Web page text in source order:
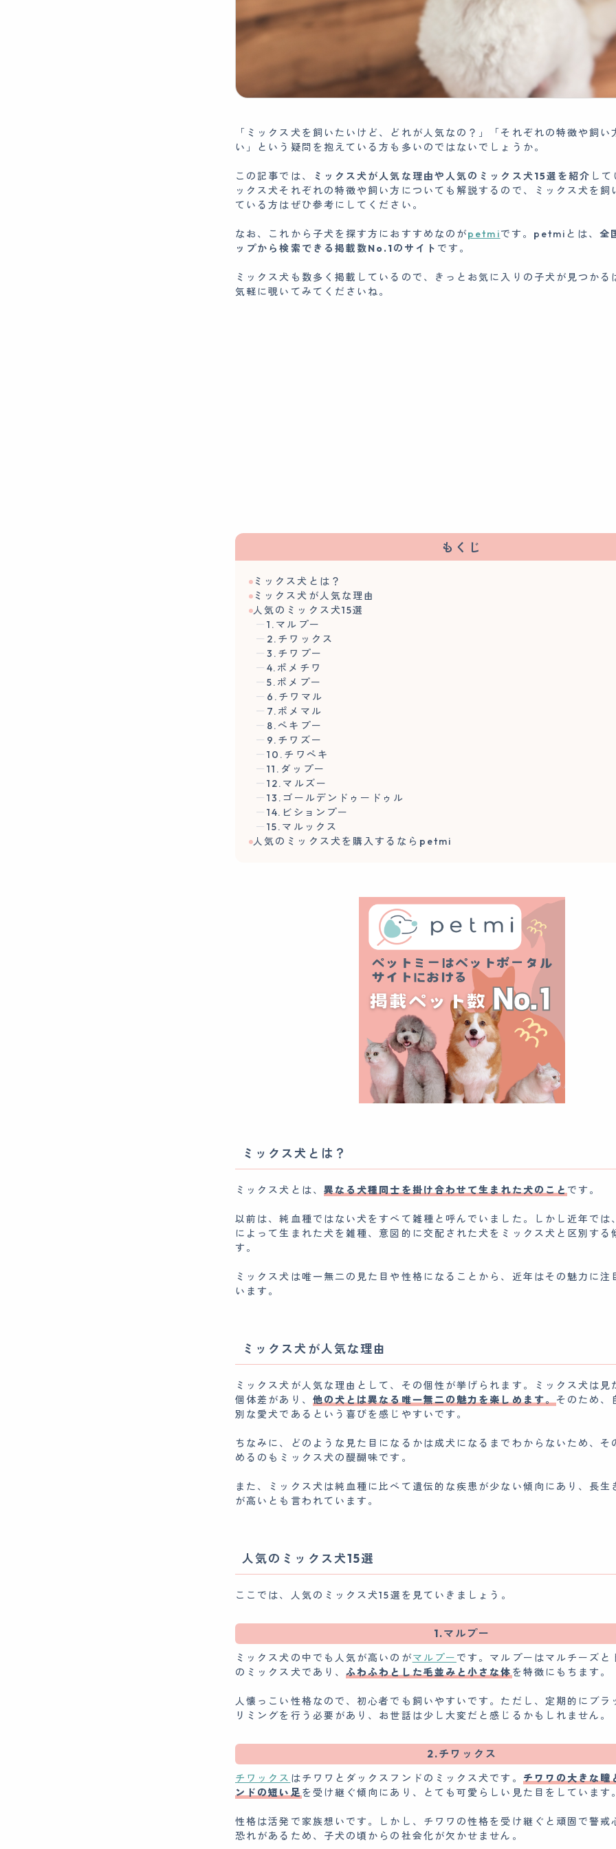
「ミックス犬を飼いたいけど、どれが人気なの？」「それぞれの特徴や飼い
い」という疑問を抱えている方も多いのではないでしょうか。
この記事では、 ミックス犬が人気な理由や人気のミックス犬15選を紹介 して
ックス犬それぞれの特徴や飼い方についても解説するので、ミックス犬を飼
ている方はぜひ参考にしてください。
なお、これから子犬を探す方におすすめなのがpetmiです。petmiとは、 全
ップから検索できる掲載数No.1のサイト です。
ミックス犬も数多く掲載しているので、きっとお気に入りの子犬が見つかる
気軽に覗いてみてくださいね。
もくじ
ミックス犬とは？
ミックス犬が人気な理由
人気のミックス犬15選
1.マルプー
2.チワックス
3.チワプー
4.ポメチワ
5.ポメプー
6.チワマル
7.ポメマル
8.ペキプー
9.チワズー
10.チワペキ
11.ダップー
12.マルズー
13.ゴールデンドゥードゥル
14.ビションプー
15.マルックス
人気のミックス犬を購入するならpetmi
ミックス犬とは？
ミックス犬とは、 異なる犬種同士を掛け合わせて生まれた犬のことです。
以前は、純血種ではない犬をすべて雑種と呼んでいました。しかし近年では
によって生まれた犬を雑種、意図的に交配された犬をミックス犬と区別する
す。
ミックス犬は唯一無二の見た目や性格になることから、近年はその魅力に注
います。
ミックス犬が人気な理由
ミックス犬が人気な理由として、その個性が挙げられます。ミックス犬は見
個体差があり、 他の犬とは異なる唯一無二の魅力を楽しめます。そのため、
別な愛犬であるという喜びを感じやすいです。
ちなみに、どのような見た目になるかは成犬になるまでわからないため、そ
めるのもミックス犬の醍醐味です。
また、ミックス犬は純血種に比べて遺伝的な疾患が少ない傾向にあり、長生
が高いとも言われています。
人気のミックス犬15選
ここでは、人気のミックス犬15選を見ていきましょう。
1.マルプー
ミックス犬の中でも人気が高いのがマルプー です。マルプーはマルチーズと
のミックス犬であり、 ふわふわとした毛並みと小さな体を特徴にもちます。
人懐っこい性格なので、初心者でも飼いやすいです。ただし、定期的にブラ
リミングを行う必要があり、お世話は少し大変だと感じるかもしれません。
2.チワックス
チワックス はチワワとダックスフンドのミックス犬です。 チワワの大きな瞳
ンドの短い足を受け継ぐ傾向にあり、とても可愛らしい見た目をしています。
性格は活発で家族想いです。しかし、チワワの性格を受け継ぐと頑固で警戒
恐れがあるため、子犬の頃からの社会化が欠かせません。